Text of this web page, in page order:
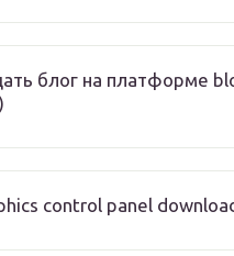
блог на платформе
control panel